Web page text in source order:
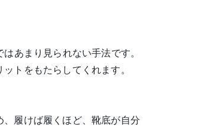
あまり見られない手法です。
トをもたらしてくれます。
履けば履くほど、靴底が自分